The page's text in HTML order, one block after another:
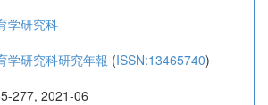
学研究科
学研究科研究年報 (ISSN:13465740)
277, 2021-06